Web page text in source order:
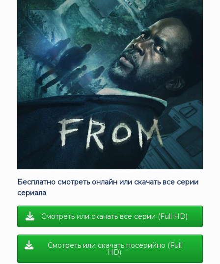
Бесплатно смотреть онлайн или скачать все серии
сериала
Смотреть или скачать все серии (Full HD)
Смотреть или скачать посерийно (Full
HD)